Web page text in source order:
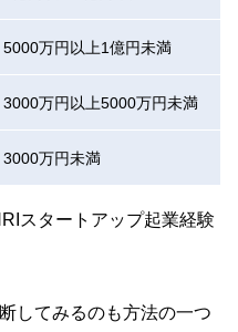
5000万円以上1億円未満
3000万円以上5000万円未満
3000万円未満
スタートアップ起業経験
してみるのも方法の一つ